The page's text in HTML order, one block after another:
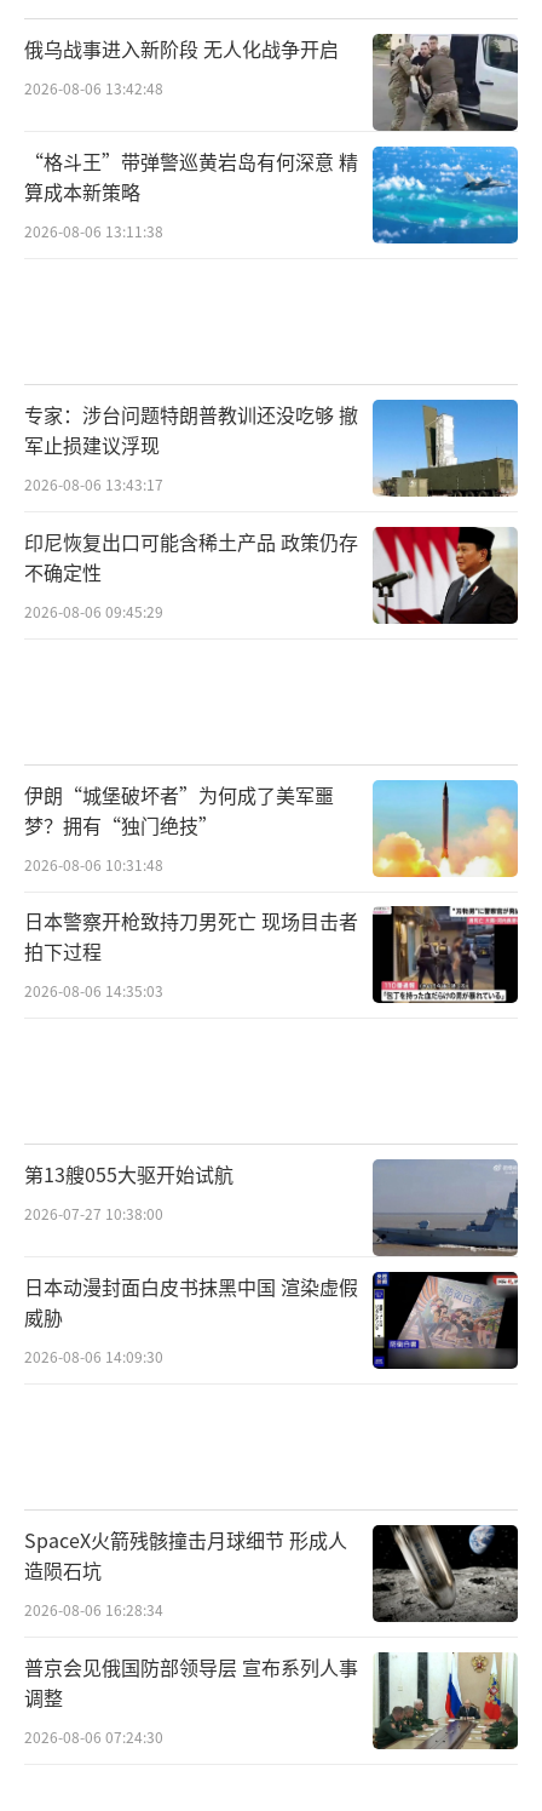
俄乌战事进入新阶段 无人化战争开启
2026-08-06 13:42:48
“格斗王”带弹警巡黄岩岛有何深意 精
算成本新策略
2026-08-06 13:11:38
专家：涉台问题特朗普教训还没吃够 撤
军止损建议浮现
2026-08-06 13:43:17
印尼恢复出口可能含稀土产品 政策仍存
不确定性
2026-08-06 09:45:29
伊朗“城堡破坏者”为何成了美军噩
梦？拥有“独门绝技”
2026-08-06 10:31:48
日本警察开枪致持刀男死亡 现场目击者
拍下过程
2026-08-06 14:35:03
第13艘055大驱开始试航
2026-07-27 10:38:00
日本动漫封面白皮书抹黑中国 渲染虚假
威胁
2026-08-06 14:09:30
SpaceX火箭残骸撞击月球细节 形成人
造陨石坑
2026-08-06 16:28:34
普京会见俄国防部领导层 宣布系列人事
调整
2026-08-06 07:24:30